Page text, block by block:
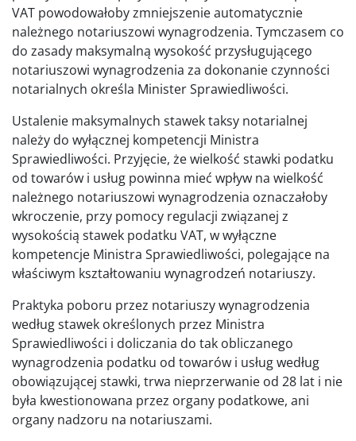
VAT powodowałoby zmniejszenie automatycznie
należnego notariuszowi wynagrodzenia. Tymczasem co
do zasady maksymalną wysokość przysługującego
notariuszowi wynagrodzenia za dokonanie czynności
notarialnych określa Minister Sprawiedliwości.
Ustalenie maksymalnych stawek taksy notarialnej
należy do wyłącznej kompetencji Ministra
Sprawiedliwości. Przyjęcie, że wielkość stawki podatku
od towarów i usług powinna mieć wpływ na wielkość
należnego notariuszowi wynagrodzenia oznaczałoby
wkroczenie, przy pomocy regulacji związanej z
wysokością stawek podatku VAT, w wyłączne
kompetencje Ministra Sprawiedliwości, polegające na
właściwym kształtowaniu wynagrodzeń notariuszy.
Praktyka poboru przez notariuszy wynagrodzenia
według stawek określonych przez Ministra
Sprawiedliwości i doliczania do tak obliczanego
wynagrodzenia podatku od towarów i usług według
obowiązującej stawki, trwa nieprzerwanie od 28 lat i nie
była kwestionowana przez organy podatkowe, ani
organy nadzoru na notariuszami.